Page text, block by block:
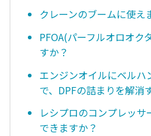
クレーンのブームに使え
PFOA(パーフルオロオク
すか？
エンジンオイルにベルハ
で、DPFの詰まりを解消
レシプロのコンプレッ
できますか？